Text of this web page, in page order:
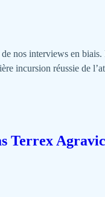
nos interviews en
incursion réussie de
Terrex